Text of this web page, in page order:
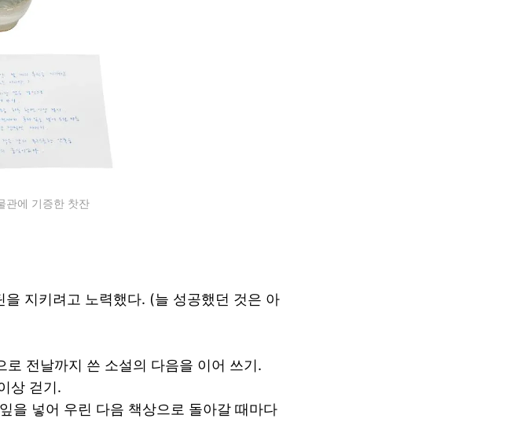
관에 기증한 찻잔
을 지키려고 노력했다. (늘 성공했던 것은 아
전날까지 쓴 소설의 다음을 이어 쓰기.
상 걷기.
을 넣어 우린 다음 책상으로 돌아갈 때마다